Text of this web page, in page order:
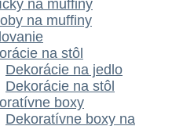
na muffiny
na muffiny
na stôl
Dekorácie na jedlo
Dekorácie na stôl
boxy
Dekoratívne boxy na